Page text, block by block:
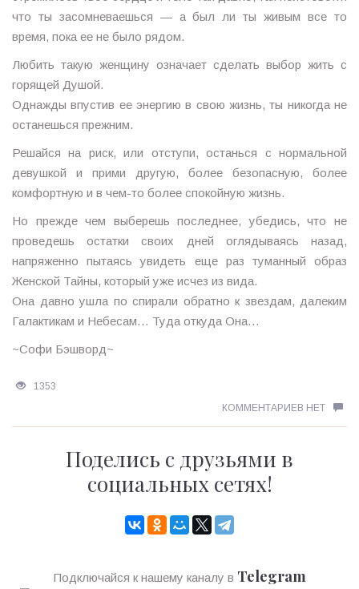
что ты засомневаешься — а был ли ты живым все то
время, пока ее не было рядом.
Любить такую женщину означает сделать выбор жить с
горящей Душой.
Однажды впустив ее энергию в свою жизнь, ты никогда не
останешься прежним.
Решайся на риск, или отступи, останься с нормальной
девушкой и прими другую, более безопасную, более
комфортную и в чем-то более спокойную жизнь.
Но прежде чем выберешь последнее, убедись, что не
проведешь остатки своих дней оглядываясь назад,
напряженно пытаясь увидеть еще раз туманный образ
Женской Тайны, который уже исчез из вида.
Она давно ушла по спирали обратно к звездам, далеким
Галактикам и Небесам… Туда откуда Она…
~Софи Бэшворд~
1353
КОММЕНТАРИЕВ НЕТ
Поделись с друзьями в
социальных сетях!
Подключайся к нашему каналу в Telegram